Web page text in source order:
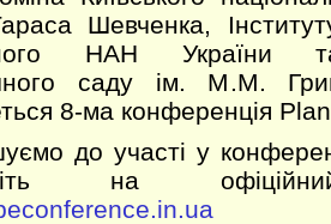
Шевченка,
НАН України та
саду ім. М.М.
8-ма конференція
до участі у
на